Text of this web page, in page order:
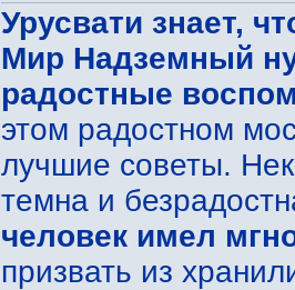
Урусвати знает,
Мир Надземный
радостные
этом радостном
лучшие советы.
темна и
человек имел
призвать из